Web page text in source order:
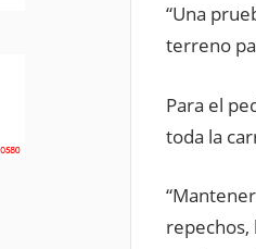
“Una
terreno
Para el
toda la
repechos,